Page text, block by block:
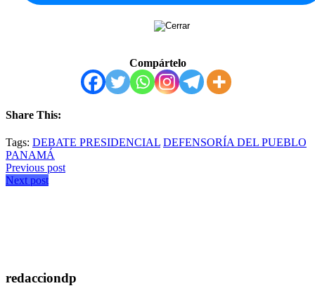
Compártelo
Share This:
Tags: DEBATE PRESIDENCIAL DEFENSORÍA DEL PUEBLO
PANAMÁ
Previous post
Next post
redacciondp